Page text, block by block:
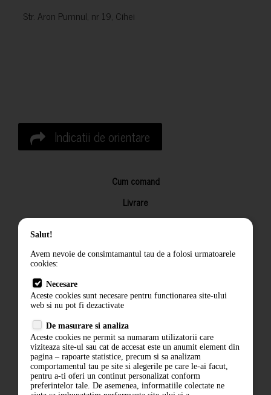
Str. Aron Pumnul, nr 19, Cihei
Indicatii de orientare
Cum comand
Livrare
Returnarea produselor
Termeni si conditii
Politica de confidentialitate
ANPC
Salut!
Avem nevoie de consimtamantul tau de a folosi urmatoarele
cookies:
Necesare
Aceste cookies sunt necesare pentru functionarea site-ului
web si nu pot fi dezactivate
De masurare si analiza
Aceste cookies ne permit sa numaram utilizatorii care
viziteaza site-ul sau cat de accesat este un anumit element din
pagina – rapoarte statistice, precum si sa analizam
comportamentul tau pe site si alegerile pe care le-ai facut,
pentru a-ti oferi un continut personalizat conform
preferintelor tale. De asemenea, informatiile colectate ne